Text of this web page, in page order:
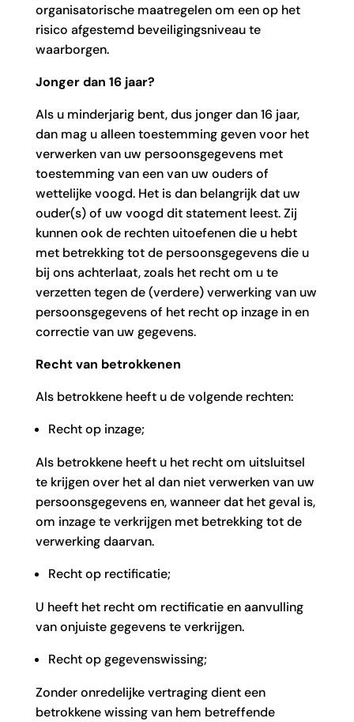
organisatorische maatregelen om een op het
risico afgestemd beveiligingsniveau te
waarborgen.
Jonger dan 16 jaar?
Als u minderjarig bent, dus jonger dan 16 jaar,
dan mag u alleen toestemming geven voor het
verwerken van uw persoonsgegevens met
toestemming van een van uw ouders of
wettelijke voogd. Het is dan belangrijk dat uw
ouder(s) of uw voogd dit statement leest. Zij
kunnen ook de rechten uitoefenen die u hebt
met betrekking tot de persoonsgegevens die u
bij ons achterlaat, zoals het recht om u te
verzetten tegen de (verdere) verwerking van uw
persoonsgegevens of het recht op inzage in en
correctie van uw gegevens.
Recht van betrokkenen
Als betrokkene heeft u de volgende rechten:
Recht op inzage;
Als betrokkene heeft u het recht om uitsluitsel
te krijgen over het al dan niet verwerken van uw
persoonsgegevens en, wanneer dat het geval is,
om inzage te verkrijgen met betrekking tot de
verwerking daarvan.
Recht op rectificatie;
U heeft het recht om rectificatie en aanvulling
van onjuiste gegevens te verkrijgen.
Recht op gegevenswissing;
Zonder onredelijke vertraging dient een
betrokkene wissing van hem betreffende